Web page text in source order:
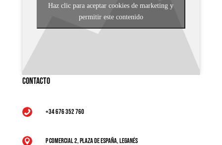
Haz clic para aceptar cookies de marketing y
permitir este contenido
Contacto
 +34 676 352 760
 P Comercial 2, Plaza de España, Leganés